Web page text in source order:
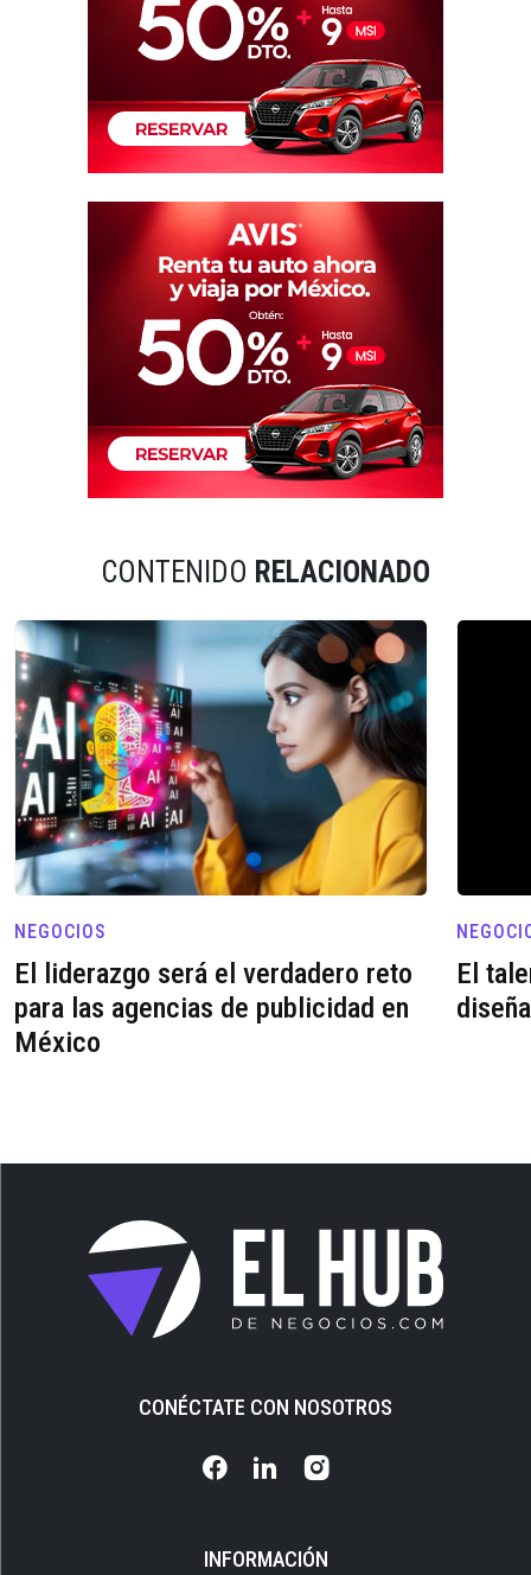
CONTENIDO RELACIONADO
NEGOCIOS
El liderazgo será el verdadero reto
para las agencias de publicidad en
México
El
INFORMACIÓN
CONÉCTATE CON NOSOTROS